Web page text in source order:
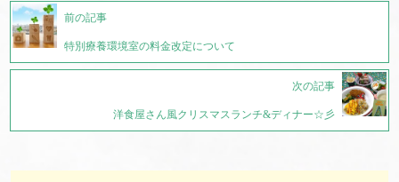
前の記事
特別療養環境室の料金改定について
次の記事
洋食屋さん風クリスマスランチ&ディナー☆彡